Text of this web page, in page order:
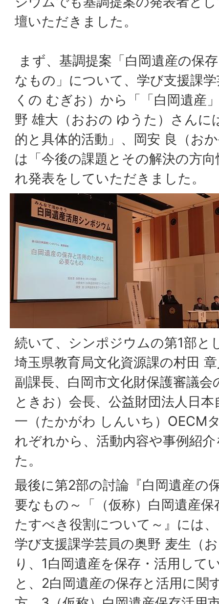
壇いただきました。
まず、基調提案「白岡遺産の保
なもの」について、学び支援課
くの むぎお）から「「白岡遺産
野 雄大（おおの ゆうた）さんに
的と具体的活動」、岡安 良（お
は「今後の課題とその解決の方
れ発表をしていただきました。
続いて、シンポジウムの第1部と
埼玉県教育局文化資源課の村田
副課長、白岡市文化財保護審議
ときお）会長、公益財団法人日
一（たかがわ しんいち）OECM
れぞれから、活動内容や事例紹
た。
最後に第2部の討論『白岡遺産の
要なもの～「（仮称）白岡遺産
たすべき役割について～』には
学び支援課学芸員の奥野 麦生（
り、1白岡遺産を保存・活用して
と、2白岡遺産の保存と活用に関